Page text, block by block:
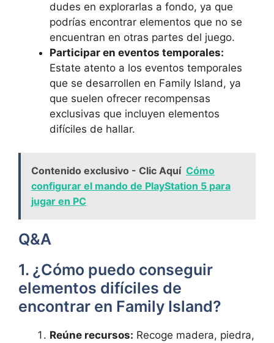
dudes en explorarlas a fondo, ya que
podrías encontrar elementos que no se
encuentran en otras partes del juego.
Participar en eventos temporales:
Estate atento a los eventos temporales
que se desarrollen en Family Island, ya
que suelen ofrecer recompensas
exclusivas que incluyen elementos
difíciles de hallar.
Contenido exclusivo - Clic Aquí Cómo
configurar el mando de PlayStation 5 para
jugar en PC
Q&A
1. ¿Cómo puedo conseguir
elementos difíciles de
encontrar en Family Island?
Reúne recursos: Recoge madera, piedra,